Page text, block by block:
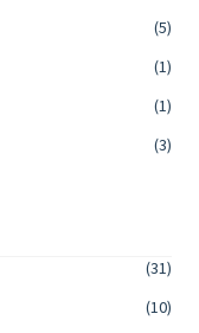
(5)
(1)
(1)
(3)
(31)
(10)